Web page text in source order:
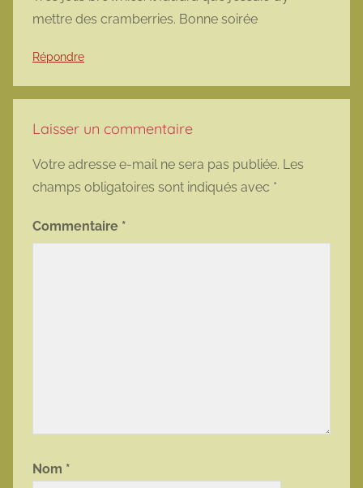
mettre des cramberries. Bonne soirée
Répondre
Laisser un commentaire
Votre adresse e-mail ne sera pas publiée. Les
champs obligatoires sont indiqués avec *
Commentaire *
Nom *